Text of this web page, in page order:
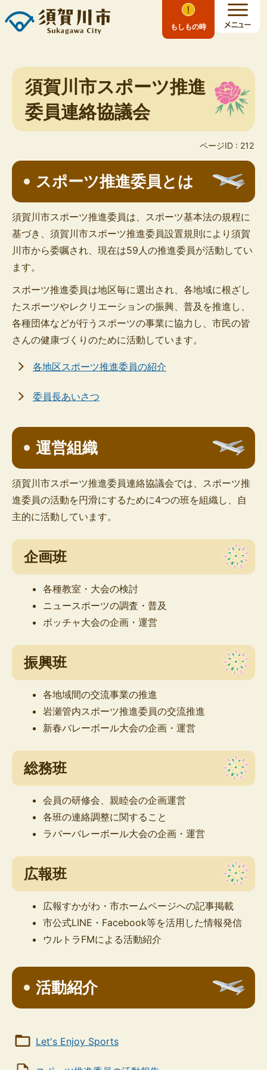
もしもの時
須賀川市スポーツ推進
委員連絡協議会
ページID : 212
スポーツ推進委員とは
須賀川市スポーツ推進委員は、スポーツ基本法の規程に
基づき、須賀川市スポーツ推進委員設置規則により須賀
川市から委嘱され、現在は59人の推進委員が活動してい
ます。
スポーツ推進委員は地区毎に選出され、各地域に根ざし
たスポーツやレクリエーションの振興、普及を推進し、
各種団体などが行うスポーツの事業に協力し、市民の皆
さんの健康づくりのために活動しています。
各地区スポーツ推進委員の紹介
委員長あいさつ
運営組織
須賀川市スポーツ推進委員連絡協議会では、スポーツ推
進委員の活動を円滑にするために4つの班を組織し、自
主的に活動しています。
企画班
各種教室・大会の検討
ニュースポーツの調査・普及
ボッチャ大会の企画・運営
振興班
各地域間の交流事業の推進
岩瀬管内スポーツ推進委員の交流推進
新春バレーボール大会の企画・運営
総務班
会員の研修会、親睦会の企画運営
各班の連絡調整に関すること
ラバーバレーボール大会の企画・運営
広報班
広報すかがわ・市ホームページへの記事掲載
市公式LINE・Facebook等を活用した情報発信
ウルトラFMによる活動紹介
活動紹介
Let's Enjoy Sports